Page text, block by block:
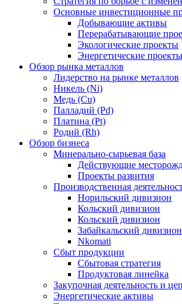
Основные инвестиционные
Добывающие активы
Перерабатывающие
Экологические проекты
Энергетические проекты
Обзор рынка металлов
Лидерство на рынке металлов
Никель (Ni)
Медь (Cu)
Палладий (Pd)
Платина (Pt)
Родий (Rh)
Обзор бизнеса
Минерально-сырьевая база
Действующие
Проекты развития
Производственная
Норильский дивизион
Кольский дивизион
Кольский дивизион
Забайкальский дивизион
Nkomati
Сбыт продукции
Сбытовая стратегия
Продуктовая линейка
Закупочная деятельность и
Энергетические активы